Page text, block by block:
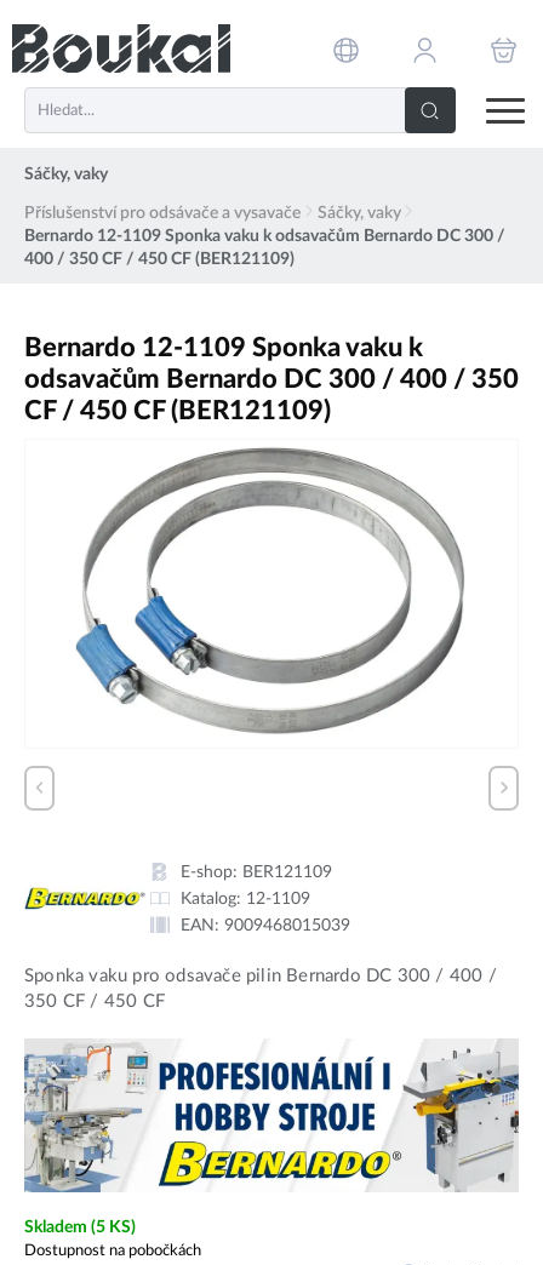
Sáčky, vaky
Příslušenství pro odsávače a vysavače
Sáčky, vaky
Bernardo 12-1109 Sponka vaku k odsavačům Bernardo DC 300 /
400 / 350 CF / 450 CF (BER121109)
Bernardo 12-1109 Sponka vaku k
odsavačům Bernardo DC 300 / 400 / 350
CF / 450 CF (BER121109)
E-shop: BER121109
Katalog: 12-1109
EAN: 9009468015039
Sponka vaku pro odsavače pilin Bernardo DC 300 / 400 /
350 CF / 450 CF
Skladem (5 KS)
Dostupnost na pobočkách